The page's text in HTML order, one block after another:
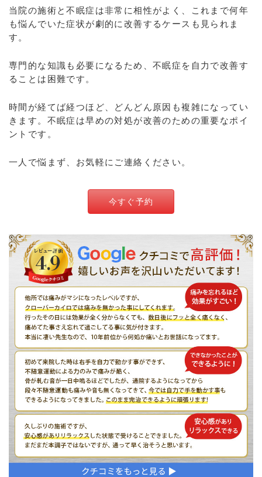
当院の施術と不眠症は非常に相性がよく、これまで何年
も悩んでいた症状が劇的に改善するケースも見られま
す。
専門的な知識も必要になるため、不眠症を自力で改善す
ることは困難です。
時間が経てば経つほど、どんどん原因も複雑になってい
きます。不眠症は早めの対処が改善のための重要なポイ
ントです。
一人で悩まず、お気軽にご連絡ください。
今すぐ予約